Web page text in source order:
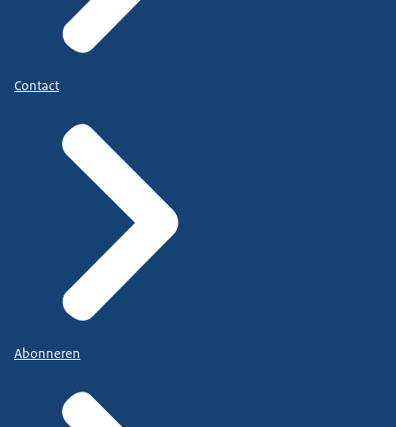
Contact
Abonneren